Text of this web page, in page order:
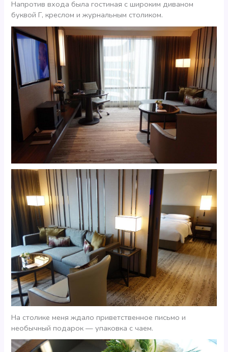
Напротив входа была гостиная с широким диваном
буквой Г, креслом и журнальным столиком.
На столике меня ждало приветственное письмо и
необычный подарок — упаковка с чаем.